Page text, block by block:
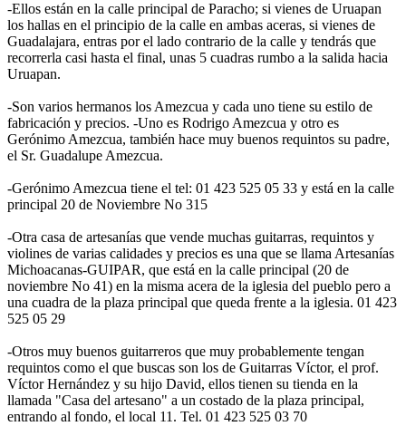
-Ellos están en la calle principal de Paracho; si vienes de Uruapan
los hallas en el principio de la calle en ambas aceras, si vienes de
Guadalajara, entras por el lado contrario de la calle y tendrás que
recorrerla casi hasta el final, unas 5 cuadras rumbo a la salida hacia
Uruapan.
-Son varios hermanos los Amezcua y cada uno tiene su estilo de
fabricación y precios. -Uno es Rodrigo Amezcua y otro es
Gerónimo Amezcua, también hace muy buenos requintos su padre,
el Sr. Guadalupe Amezcua.
-Gerónimo Amezcua tiene el tel: 01 423 525 05 33 y está en la calle
principal 20 de Noviembre No 315
-Otra casa de artesanías que vende muchas guitarras, requintos y
violines de varias calidades y precios es una que se llama Artesanías
Michoacanas-GUIPAR, que está en la calle principal (20 de
noviembre No 41) en la misma acera de la iglesia del pueblo pero a
una cuadra de la plaza principal que queda frente a la iglesia. 01 423
525 05 29
-Otros muy buenos guitarreros que muy probablemente tengan
requintos como el que buscas son los de Guitarras Víctor, el prof.
Víctor Hernández y su hijo David, ellos tienen su tienda en la
llamada "Casa del artesano" a un costado de la plaza principal,
entrando al fondo, el local 11. Tel. 01 423 525 03 70